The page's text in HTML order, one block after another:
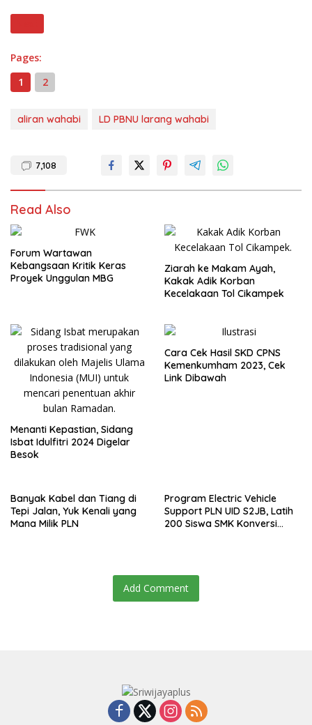
Pages:
1
2
aliran wahabi LD PBNU larang wahabi
7,108
Read Also
Forum Wartawan
Kebangsaan Kritik Keras
Proyek Unggulan MBG
Ziarah ke Makam Ayah,
Kakak Adik Korban
Kecelakaan Tol Cikampek
Menanti Kepastian, Sidang
Isbat Idulfitri 2024 Digelar
Besok
Cara Cek Hasil SKD CPNS
Kemenkumham 2023, Cek
Link Dibawah
Banyak Kabel dan Tiang di
Tepi Jalan, Yuk Kenali yang
Mana Milik PLN
Program Electric Vehicle
Support PLN UID S2JB, Latih
200 Siswa SMK Konversi
Add Comment